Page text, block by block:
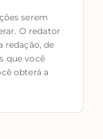
serem
O redator
redação, de
que você
obterá a